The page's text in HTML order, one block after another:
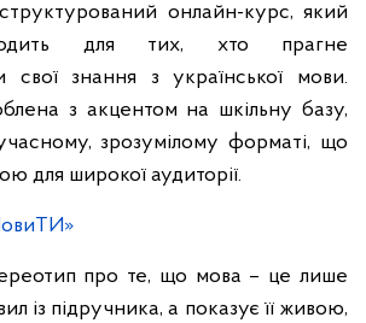
онлайн-курс, який
для тих, хто прагне
свої знання з української мови.
з акцентом на шкільну базу,
зрозумілому форматі, що
для широкої аудиторії.
про те, що мова – це лише
із підручника, а показує її живою,